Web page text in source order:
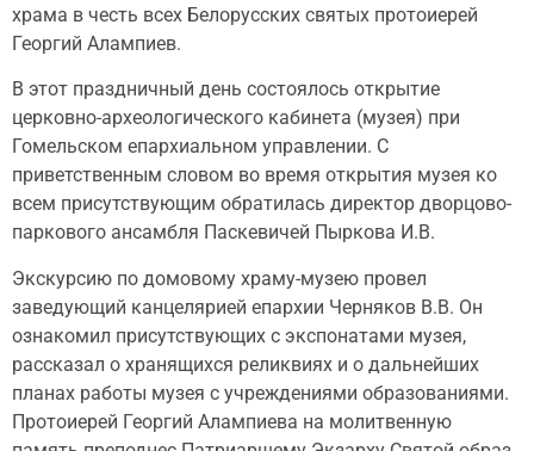
храма в честь всех Белорусских святых протоиерей
Георгий Алампиев.
В этот праздничный день состоялось открытие
церковно-археологического кабинета (музея) при
Гомельском епархиальном управлении. С
приветственным словом во время открытия музея ко
всем присутствующим обратилась директор дворцово-
паркового ансамбля Паскевичей Пыркова И.В.
Экскурсию по домовому храму-музею провел
заведующий канцелярией епархии Черняков В.В. Он
ознакомил присутствующих с экспонатами музея,
рассказал о хранящихся реликвиях и о дальнейших
планах работы музея с учреждениями образованиями.
Протоиерей Георгий Алампиева на молитвенную